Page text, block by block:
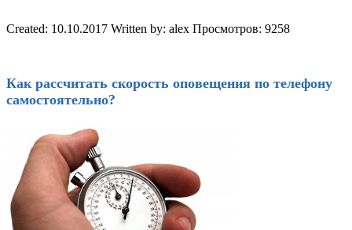
Created: 10.10.2017 Written by: alex Просмотров: 9258
Как рассчитать скорость оповещения по телефону
самостоятельно?